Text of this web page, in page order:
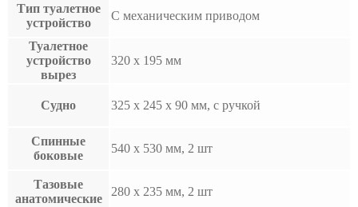
Тип туалетное
устройство
С механическим приводом
Туалетное
устройство
вырез
320 x 195 мм
Судно 325 x 245 x 90 мм, с ручкой
Спинные
боковые
540 x 530 мм, 2 шт
Тазовые
анатомические
280 x 235 мм, 2 шт